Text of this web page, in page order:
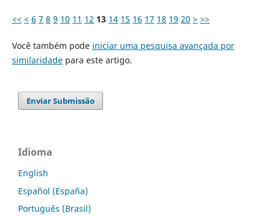
<< < 6 7 8 9 10 11 12 13 14 15 16 17 18 19 20 > >>
Você também pode iniciar uma pesquisa avançada por
similaridadepara este artigo.
Enviar Submissão
Idioma
English
Español (España)
Português (Brasil)